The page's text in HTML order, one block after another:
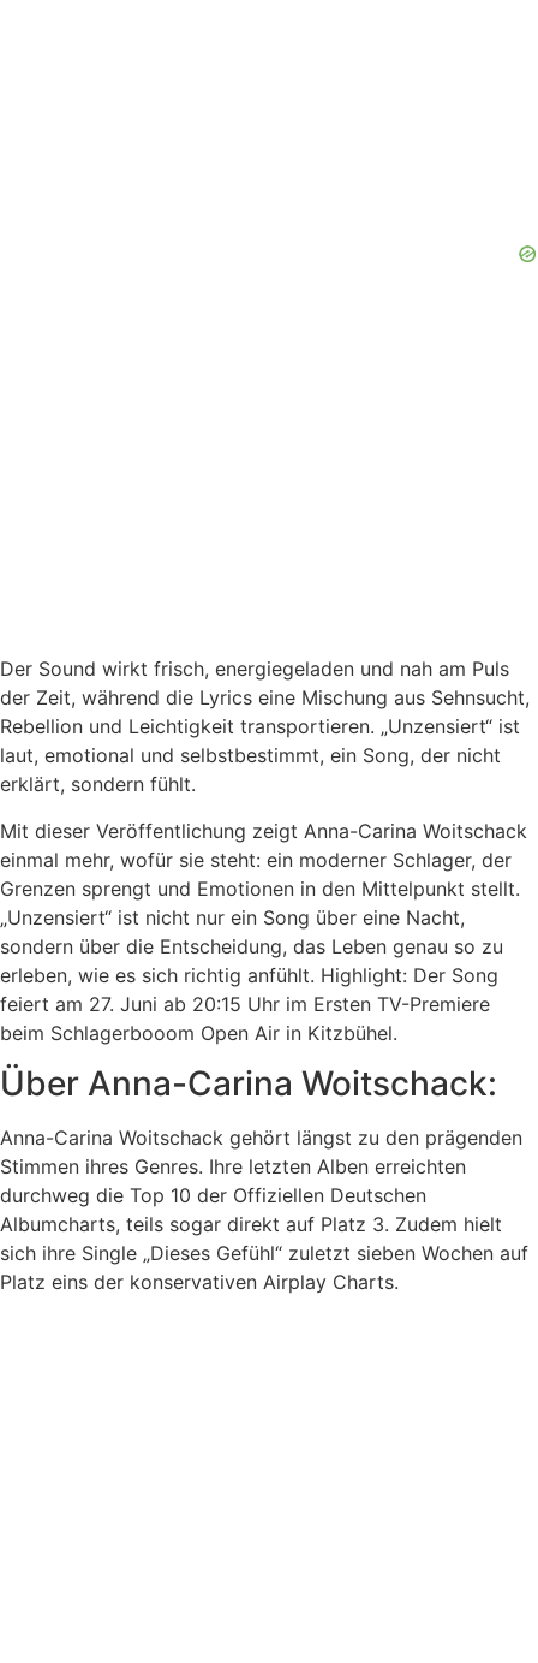
Der Sound wirkt frisch, energiegeladen und nah am Puls
der Zeit, während die Lyrics eine Mischung aus Sehnsucht,
Rebellion und Leichtigkeit transportieren. „Unzensiert“ ist
laut, emotional und selbstbestimmt, ein Song, der nicht
erklärt, sondern fühlt.
Mit dieser Veröffentlichung zeigt Anna-Carina Woitschack
einmal mehr, wofür sie steht: ein moderner Schlager, der
Grenzen sprengt und Emotionen in den Mittelpunkt stellt.
„Unzensiert“ ist nicht nur ein Song über eine Nacht,
sondern über die Entscheidung, das Leben genau so zu
erleben, wie es sich richtig anfühlt. Highlight: Der Song
feiert am 27. Juni ab 20:15 Uhr im Ersten TV-Premiere
beim Schlagerbooom Open Air in Kitzbühel.
Über Anna-Carina Woitschack:
Anna-Carina Woitschack gehört längst zu den prägenden
Stimmen ihres Genres. Ihre letzten Alben erreichten
durchweg die Top 10 der Offiziellen Deutschen
Albumcharts, teils sogar direkt auf Platz 3. Zudem hielt
sich ihre Single „Dieses Gefühl“ zuletzt sieben Wochen auf
Platz eins der konservativen Airplay Charts.